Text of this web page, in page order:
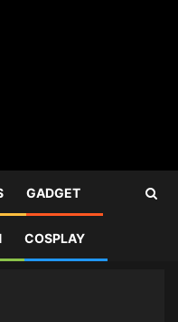
GADGET
COSPLAY
Battle of Cosplayer